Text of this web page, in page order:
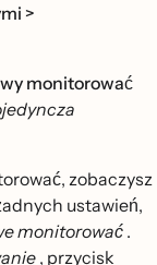
>
monitorować
zobaczysz
ustawień,
monitorować .
, przycisk